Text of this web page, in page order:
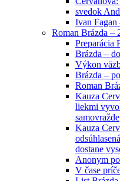
svedok
Ivan Fagan
Roman Brázda –
Preparácia
Brázda –
Výkon
Brázda –
Roman
Kauza
liekmi
samovražde
Kauza
dostane
Anonym
V čase